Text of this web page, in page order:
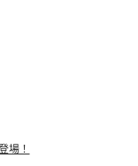
場！